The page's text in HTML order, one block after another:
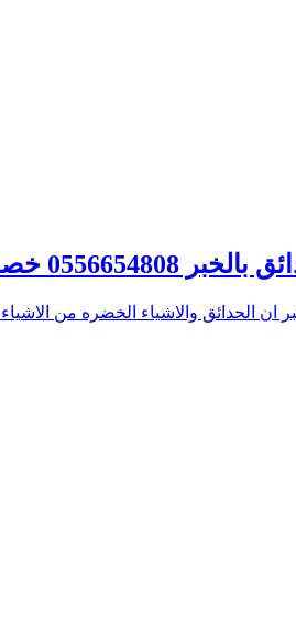
حدائق في الخبر – الصفوة
ان الحدائق والاشياء الخضره من